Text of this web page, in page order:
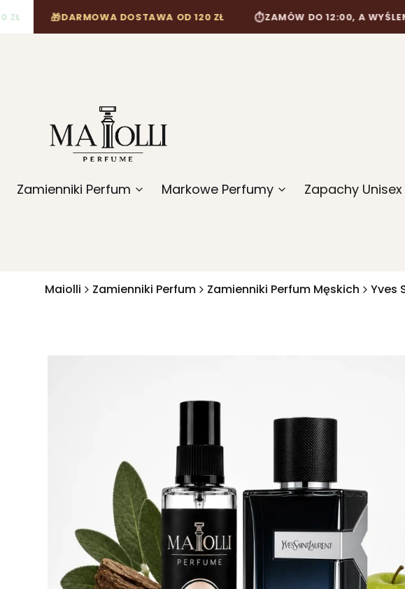
🎁 DARMOWA DOSTAWA OD 120 ZŁ ⏱ ZAMÓW DO 12:00, A WYŚLEMY
Zamienniki Perfum Markowe Perfumy Zapachy Unisex
Maiolli Zamienniki Perfum Zamienniki Perfum Męskich Yves